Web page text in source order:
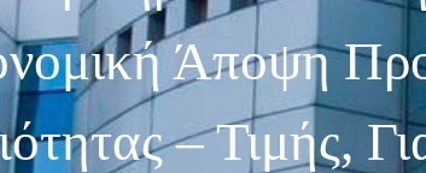
Άποψη
– Τιμής,